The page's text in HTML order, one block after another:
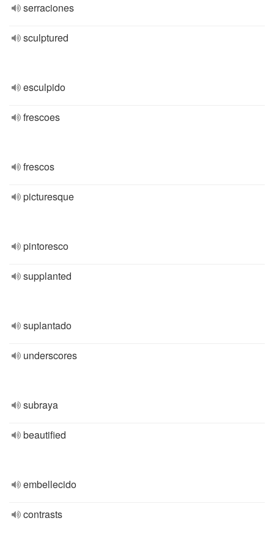
serraciones
sculptured
esculpido
frescoes
frescos
picturesque
pintoresco
supplanted
suplantado
underscores
subraya
beautified
embellecido
contrasts